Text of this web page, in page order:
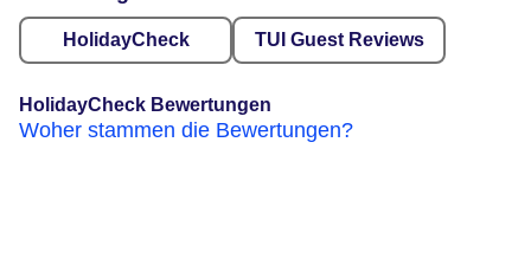
HolidayCheck TUI Guest Reviews
HolidayCheck Bewertungen
Woher stammen die Bewertungen?